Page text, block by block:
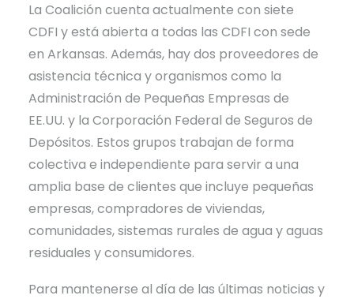
La Coalición cuenta actualmente con siete
CDFI y está abierta a todas las CDFI con sede
en Arkansas. Además, hay dos proveedores de
asistencia técnica y organismos como la
Administración de Pequeñas Empresas de
EE.UU. y la Corporación Federal de Seguros de
Depósitos. Estos grupos trabajan de forma
colectiva e independiente para servir a una
amplia base de clientes que incluye pequeñas
empresas, compradores de viviendas,
comunidades, sistemas rurales de agua y aguas
residuales y consumidores.
Para mantenerse al día de las últimas noticias y